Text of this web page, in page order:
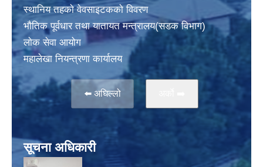
स्थानिय तहकाे वेवसाइटककाे विवरण
भाैतिक पूर्वधार तथा यातायत मन्त्रालय(सडक विभाग)
लाेक सेवा आयोग
महालेखा नियन्त्रणा कार्यालय
⬅️ अघिल्लो
सूचना अधिकारी